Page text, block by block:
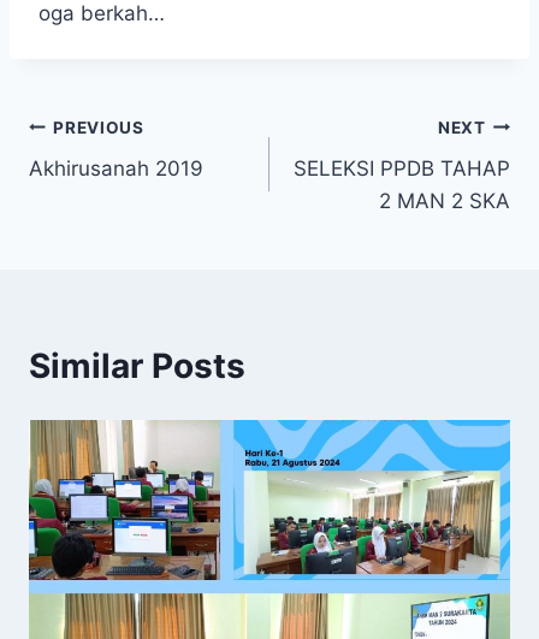
oga berkah…
Post
navigation
PREVIOUS
Akhirusanah 2019
NEXT
SELEKSI PPDB TAHAP
2 MAN 2 SKA
Similar Posts